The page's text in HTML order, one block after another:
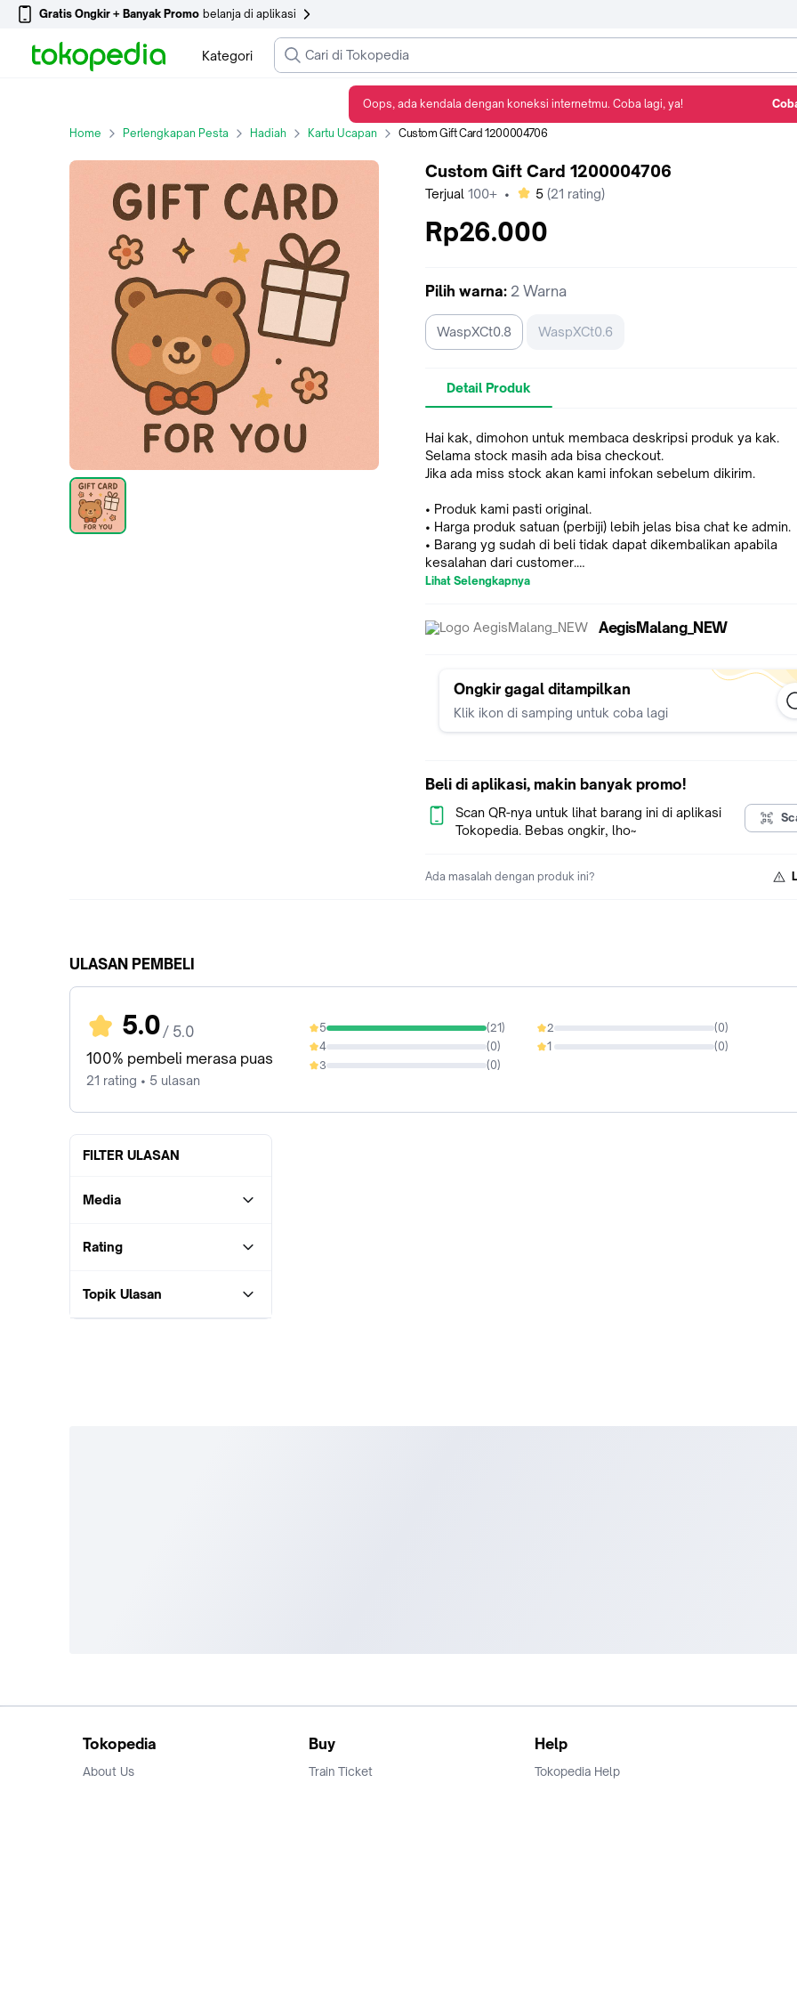
Gratis Ongkir + Banyak Promo belanja di aplikasi
Kategori
Home Perlengkapan Pesta Hadiah Kartu Ucapan Custom Gift Card 1200004706
Custom Gift Card 1200004706
Terjual 100+ • bintang
5 (21 rating)
Rp26.000
Pilih warna: 2 Warna
WaspXCt0.8 WaspXCt0.6
Detail Produk
Hai kak, dimohon untuk membaca deskripsi produk ya kak.
Selama stock masih ada bisa checkout.
Jika ada miss stock akan kami infokan sebelum dikirim.
• Produk kami pasti original.
• Harga produk satuan (perbiji) lebih jelas bisa chat ke admin.
• Barang yg sudah di beli tidak dapat dikembalikan apabila
kesalahan dari customer.
- Free sticker fragile dan wajib video unboxing.
*Demi kenyamanan bersama harap melakukan video
awal sampai akhir.
*Resiko di ekspedisi bukan tanggung jawab kami, silahkan
*Melakukan order berarti dianggap setuju.
===== Tidak ada garansi toko untuk produk apapun / klaim
bisa langsung ke produsen =====
Lihat Selengkapnya
AegisMalang_NEW
Ongkir gagal ditampilkan
Klik ikon di samping untuk coba lagi
Beli di aplikasi, makin banyak promo!
Scan QR-nya untuk lihat barang ini di aplikasi
Tokopedia. Bebas ongkir, lho~
Ada masalah dengan produk ini?
ULASAN PEMBELI
5.0 / 5.0
100% pembeli merasa puas
21 rating • 5 ulasan
5 (21)
100%
4 (0)
0%
3 (0)
0%
2 (0)
0%
1 (0)
0%
FILTER ULASAN
Media
Rating
Topik Ulasan
Tokopedia
About Us
Buy
Train Ticket
Help
Tokopedia Help
Oops, ada kendala dengan koneksi internetmu. Coba lagi, ya!